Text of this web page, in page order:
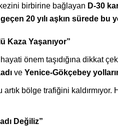
birbirine bağlayan D-30
20 yılı aşkın sürede bu
Kaza Yaşanıyor”
önem taşıdığına dikkat
ve Yenice-Gökçebey
bölge trafiğini
Değiliz”